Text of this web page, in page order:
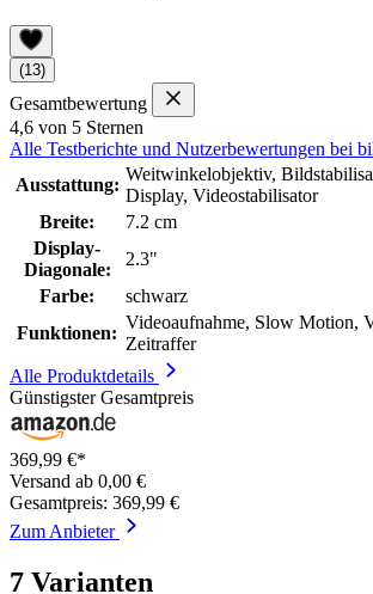
(13)
Gesamtbewertung
4,6 von 5 Sternen
Alle Testberichte und Nutzerbewertungen bei
Ausstattung:
Weitwinkelobjektiv,
Display, Videostabilisator
Breite:
7.2 cm
Display-
Diagonale:
2.3"
Farbe:
schwarz
Funktionen:
Videoaufnahme, Slow Motion,
Zeitraffer
Alle Produktdetails
Günstigster Gesamtpreis
369,99 €*
Versand ab 0,00 €
Gesamtpreis: 369,99 €
Zum Anbieter
7 Varianten